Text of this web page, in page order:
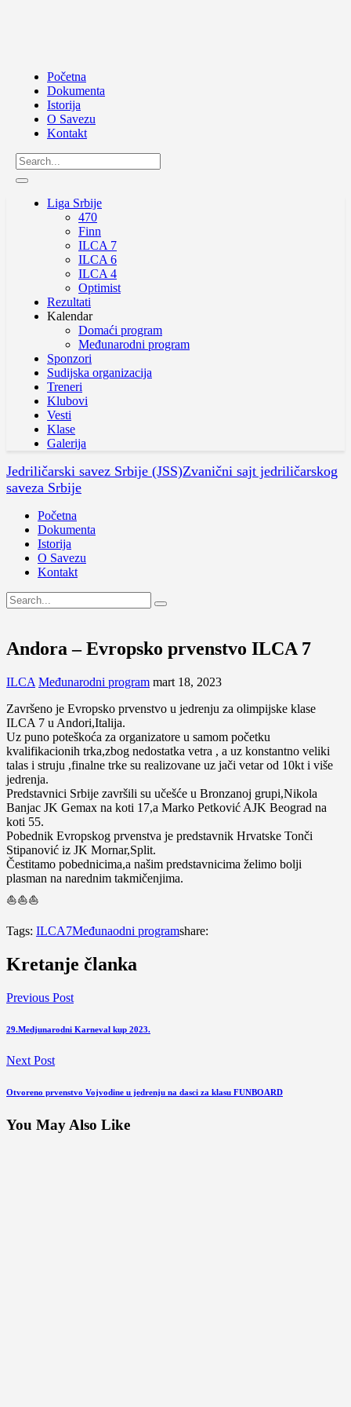
Početna
Dokumenta
Istorija
O Savezu
Kontakt
Liga Srbije
470
Finn
ILCA 7
ILCA 6
ILCA 4
Optimist
Rezultati
Kalendar
Domaći program
Međunarodni program
Sponzori
Sudijska organizacija
Treneri
Klubovi
Vesti
Klase
Galerija
Jedriličarski savez Srbije (JSS)Zvanični sajt jedriličarskog
saveza Srbije
Početna
Dokumenta
Istorija
O Savezu
Kontakt
Andora – Evropsko prvenstvo ILCA 7
ILCA Međunarodni program mart 18, 2023
Završeno je Evropsko prvenstvo u jedrenju za olimpijske klase
ILCA 7 u Andori,Italija.
Uz puno poteškoća za organizatore u samom početku
kvalifikacionih trka,zbog nedostatka vetra , a uz konstantno veliki
talas i struju ,finalne trke su realizovane uz jači vetar od 10kt i više
jedrenja.
Predstavnici Srbije završili su učešće u Bronzanoj grupi,Nikola
Banjac JK Gemax na koti 17,a Marko Petković AJK Beograd na
koti 55.
Pobednik Evropskog prvenstva je predstavnik Hrvatske Tonči
Stipanović iz JK Mornar,Split.
Čestitamo pobednicima,a našim predstavnicima želimo bolji
plasman na narednim takmičenjima.
⛵️⛵️⛵️
Tags: ILCA7Međunaodni programshare:
Kretanje članka
Previous Post
29.Medjunarodni Karneval kup 2023.
Next Post
Otvoreno prvenstvo Vojvodine u jedrenju na dasci za klasu FUNBOARD
You May Also Like